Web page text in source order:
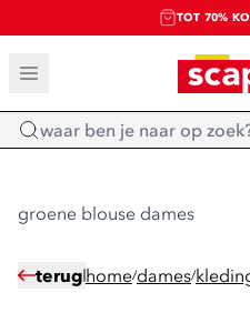
SALE:
Home
groene blouse dames
terug home/dames/